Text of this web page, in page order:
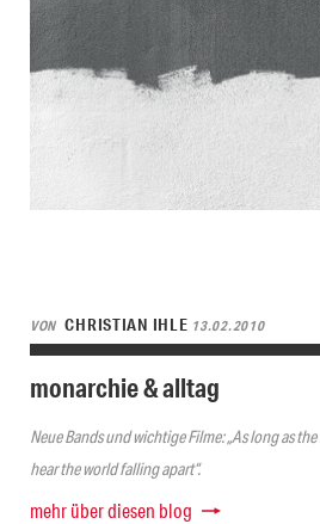
VON CHRISTIAN IHLE 13.02.2010
monarchie & alltag
Neue Bands und wichtige Filme: „As long as
hear the world falling apart“.
mehr über diesen blog